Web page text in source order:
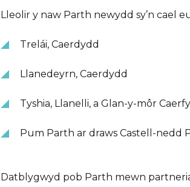
Lleolir y naw Parth newydd sy’n cael
Trelái, Caerdydd
Llanedeyrn, Caerdydd
Tyshia, Llanelli, a Glan-y-môr
Pum Parth ar draws Castell-nedd
Datblygwyd pob Parth mewn